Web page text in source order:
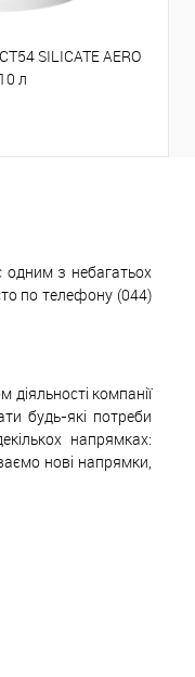
SILICATE AERO
л
одним з небагатьох
по телефону (044)
компанії
будь-які потреби
напрямках:
нові напрямки,